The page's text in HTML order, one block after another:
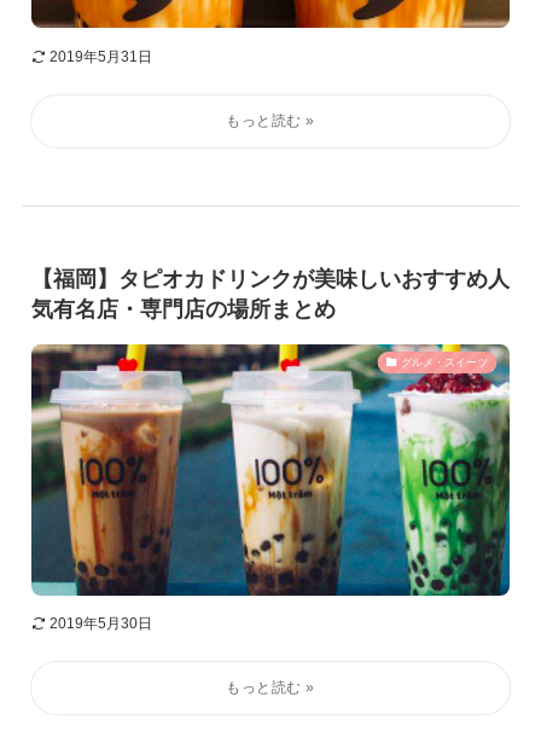
2019年5月31日
【福岡】タピオカドリンクが美味しいおすすめ人
気有名店・専門店の場所まとめ
グルメ・スイーツ
2019年5月30日